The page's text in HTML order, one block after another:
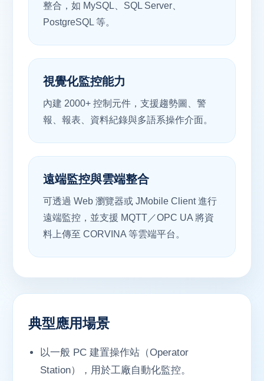
整合，如 MySQL、SQL Server、
PostgreSQL 等。
視覺化監控能力
內建 2000+ 控制元件，支援趨勢圖、警
報、報表、資料紀錄與多語系操作介面。
遠端監控與雲端整合
可透過 Web 瀏覽器或 JMobile Client 進行
遠端監控，並支援 MQTT／OPC UA 將資
料上傳至 CORVINA 等雲端平台。
典型應用場景
以一般 PC 建置操作站（Operator
Station），用於工廠自動化監控。